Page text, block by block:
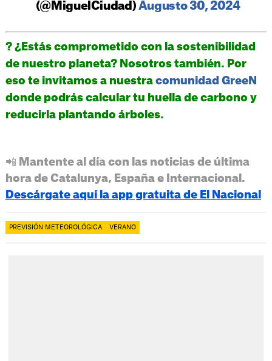
(@MiguelCiudad) Augusto 30, 2024
? ¿Estás comprometido con la sostenibilidad
de nuestro planeta? Nosotros también. Por
eso te invitamos a nuestra comunidad GreeN
donde podrás calcular tu huella de carbono y
reducirla plantando árboles.
📲 Mantente al día con las noticias de última
hora de Catalunya, España e Internacional.
Descárgate aquí la app gratuita de El Nacional
PREVISIÓN METEOROLÓGICA VERANO